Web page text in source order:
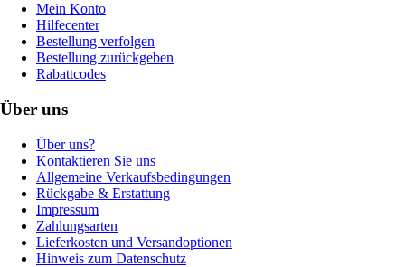
Mein Konto
Hilfecenter
Bestellung verfolgen
Bestellung zurückgeben
Rabattcodes
Über uns
Über uns?
Kontaktieren Sie uns
Allgemeine Verkaufsbedingungen
Rückgabe & Erstattung
Impressum
Zahlungsarten
Lieferkosten und Versandoptionen
Hinweis zum Datenschutz